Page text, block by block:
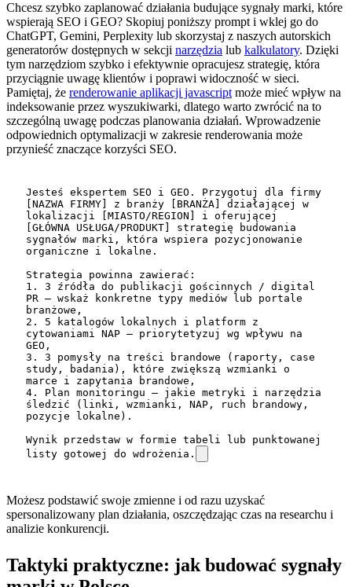
Chcesz szybko zaplanować działania budujące sygnały marki, które
wspierają SEO i GEO? Skopiuj poniższy prompt i wklej go do
ChatGPT, Gemini, Perplexity lub skorzystaj z naszych autorskich
generatorów dostępnych w sekcji narzędzia lub kalkulatory. Dzięki
tym narzędziom szybko i efektywnie opracujesz strategię, która
przyciągnie uwagę klientów i poprawi widoczność w sieci.
Pamiętaj, że renderowanie aplikacji javascript może mieć wpływ na
indeksowanie przez wyszukiwarki, dlatego warto zwrócić na to
szczególną uwagę podczas planowania działań. Wprowadzenie
odpowiednich optymalizacji w zakresie renderowania może
przynieść znaczące korzyści SEO.
Jesteś ekspertem SEO i GEO. Przygotuj dla firmy
[NAZWA FIRMY] z branży [BRANŻA] działającej w
lokalizacji [MIASTO/REGION] i oferującej
[GŁÓWNA USŁUGA/PRODUKT] strategię budowania
sygnałów marki, która wspiera pozycjonowanie
organiczne i lokalne.
Strategia powinna zawierać:
1. 3 źródła do publikacji gościnnych / digital
PR – wskaż konkretne typy mediów lub portale
branżowe,
2. 5 katalogów lokalnych i platform z
cytowaniami NAP – priorytetyzuj wg wpływu na
GEO,
3. 3 pomysły na treści brandowe (raporty, case
study, badania), które zwiększą wzmianki o
marce i zapytania brandowe,
4. Plan monitoringu – jakie metryki i narzędzia
śledzić (linki, wzmianki, NAP, ruch brandowy,
pozycje lokalne).
Wynik przedstaw w formie tabeli lub punktowanej
listy gotowej do wdrożenia.
Możesz podstawić swoje zmienne i od razu uzyskać
spersonalizowany plan działania, oszczędzając czas na researchu i
analizie konkurencji.
Taktyki praktyczne: jak budować sygnały